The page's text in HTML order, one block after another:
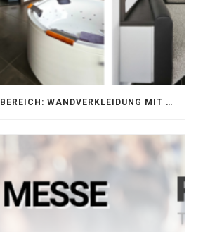
AKUSTIK IM SPA-BEREICH: WANDVERKLEIDUNG MIT SILENTPROTECT CORE